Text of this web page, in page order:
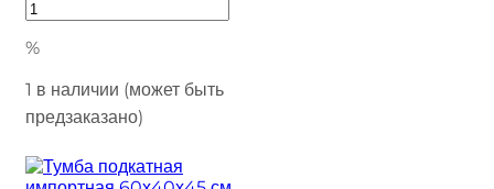
%
1 в наличии (может быть
предзаказано)